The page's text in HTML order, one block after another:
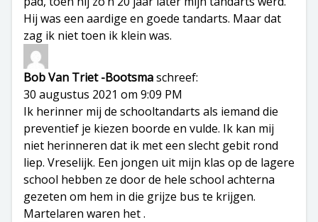
Hij was een aardige en goede tandarts. Maar dat
zag ik niet toen ik klein was.
Bob Van Triet -Bootsmaschreef:
30 augustus 2021 om 9:09 PM
Ik herinner mij de schooltandarts als iemand die
preventief je kiezen boorde en vulde. Ik kan mij
niet herinneren dat ik met een slecht gebit rond
liep. Vreselijk. Een jongen uit mijn klas op de lagere
school hebben ze door de hele school achterna
gezeten om hem in die grijze bus te krijgen.
Martelaren waren het .